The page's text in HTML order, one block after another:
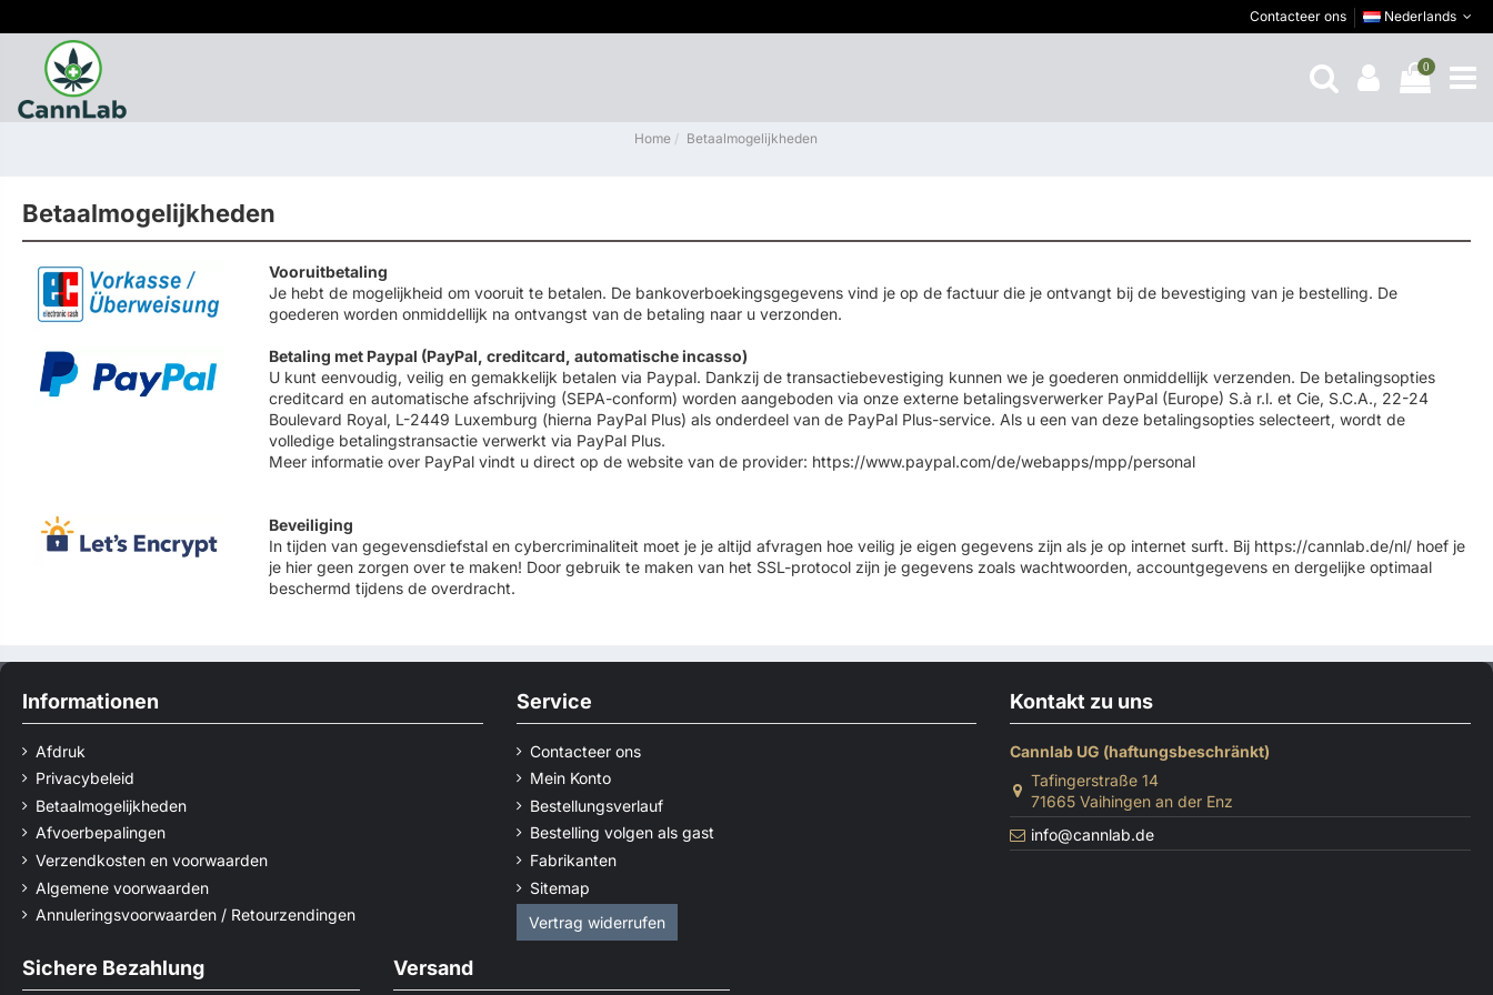
Contacteer ons Nederlands
0
Home Betaalmogelijkheden
Betaalmogelijkheden
Vooruitbetaling
Je hebt de mogelijkheid om vooruit te betalen. De bankoverboekingsgegevens vind je op de factuur die je ontvangt bij de bevestiging van je bestelling. De
goederen worden onmiddellijk na ontvangst van de betaling naar u verzonden.
Betaling met Paypal (PayPal, creditcard, automatische incasso)
U kunt eenvoudig, veilig en gemakkelijk betalen via Paypal. Dankzij de transactiebevestiging kunnen we je goederen onmiddellijk verzenden. De betalingsopties
creditcard en automatische afschrijving (SEPA-conform) worden aangeboden via onze externe betalingsverwerker PayPal (Europe) S.à r.l. et Cie, S.C.A., 22-24
Boulevard Royal, L-2449 Luxemburg (hierna PayPal Plus) als onderdeel van de PayPal Plus-service. Als u een van deze betalingsopties selecteert, wordt de
volledige betalingstransactie verwerkt via PayPal Plus.
Meer informatie over PayPal vindt u direct op de website van de provider: https://www.paypal.com/de/webapps/mpp/personal
Beveiliging
In tijden van gegevensdiefstal en cybercriminaliteit moet je je altijd afvragen hoe veilig je eigen gegevens zijn als je op internet surft. Bij https://cannlab.de/nl/ hoef je
je hier geen zorgen over te maken! Door gebruik te maken van het SSL-protocol zijn je gegevens zoals wachtwoorden, accountgegevens en dergelijke optimaal
beschermd tijdens de overdracht.
Informationen
Afdruk
Privacybeleid
Betaalmogelijkheden
Afvoerbepalingen
Verzendkosten en voorwaarden
Algemene voorwaarden
Annuleringsvoorwaarden / Retourzendingen
Service
Contacteer ons
Mein Konto
Bestellungsverlauf
Bestelling volgen als gast
Fabrikanten
Sitemap
Vertrag widerrufen
Kontakt zu uns
Cannlab UG (haftungsbeschränkt)
Tafingerstraße 14
71665 Vaihingen an der Enz
info@cannlab.de
Sichere Bezahlung Versand